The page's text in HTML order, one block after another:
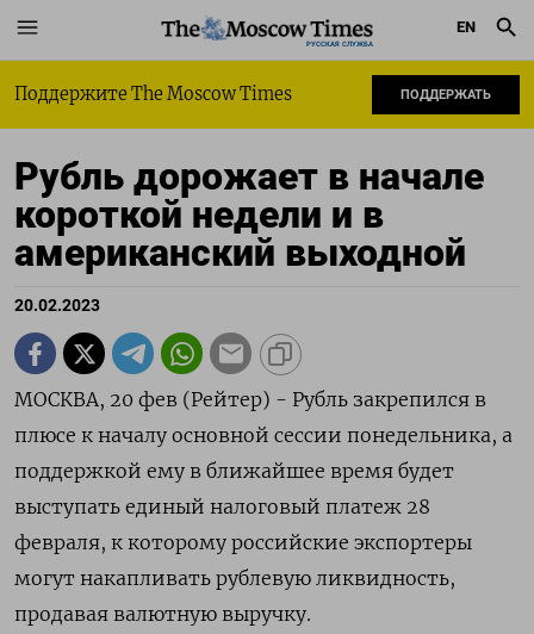
РУССКАЯ СЛУЖБА
EN
Поддержите The Moscow Times ПОДДЕРЖАТЬ
Рубль дорожает в начале
короткой недели и в
американский выходной
20.02.2023
МОСКВА, 20 фев (Рейтер) - Рубль закрепился в
плюсе к началу основной сессии понедельника, а
поддержкой ему в ближайшее время будет
выступать единый налоговый платеж 28
февраля, к которому российские экспортеры
могут накапливать рублевую ликвидность,
продавая валютную выручку.